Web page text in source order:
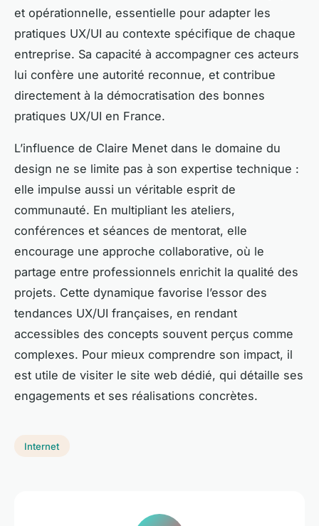
et opérationnelle, essentielle pour adapter les
pratiques UX/UI au contexte spécifique de chaque
entreprise. Sa capacité à accompagner ces acteurs
lui confère une autorité reconnue, et contribue
directement à la démocratisation des bonnes
pratiques UX/UI en France.
L’influence de Claire Menet dans le domaine du
design ne se limite pas à son expertise technique :
elle impulse aussi un véritable esprit de
communauté. En multipliant les ateliers,
conférences et séances de mentorat, elle
encourage une approche collaborative, où le
partage entre professionnels enrichit la qualité des
projets. Cette dynamique favorise l’essor des
tendances UX/UI françaises, en rendant
accessibles des concepts souvent perçus comme
complexes. Pour mieux comprendre son impact, il
est utile de visiter le site web dédié, qui détaille ses
engagements et ses réalisations concrètes.
Internet